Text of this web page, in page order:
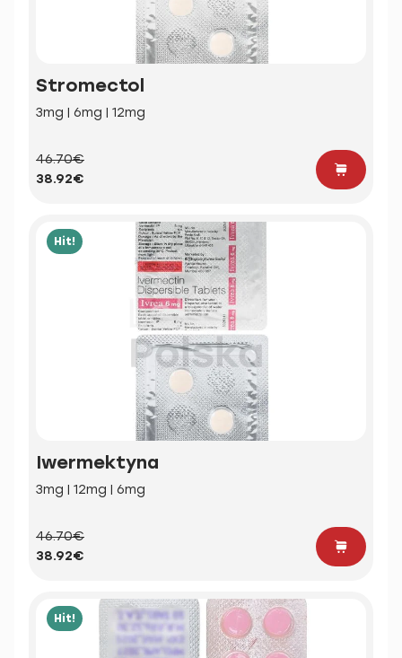
Stromectol
3mg | 6mg | 12mg
46.70€
38.92€
Hit!
Iwermektyna
3mg | 12mg | 6mg
46.70€
38.92€
Hit!